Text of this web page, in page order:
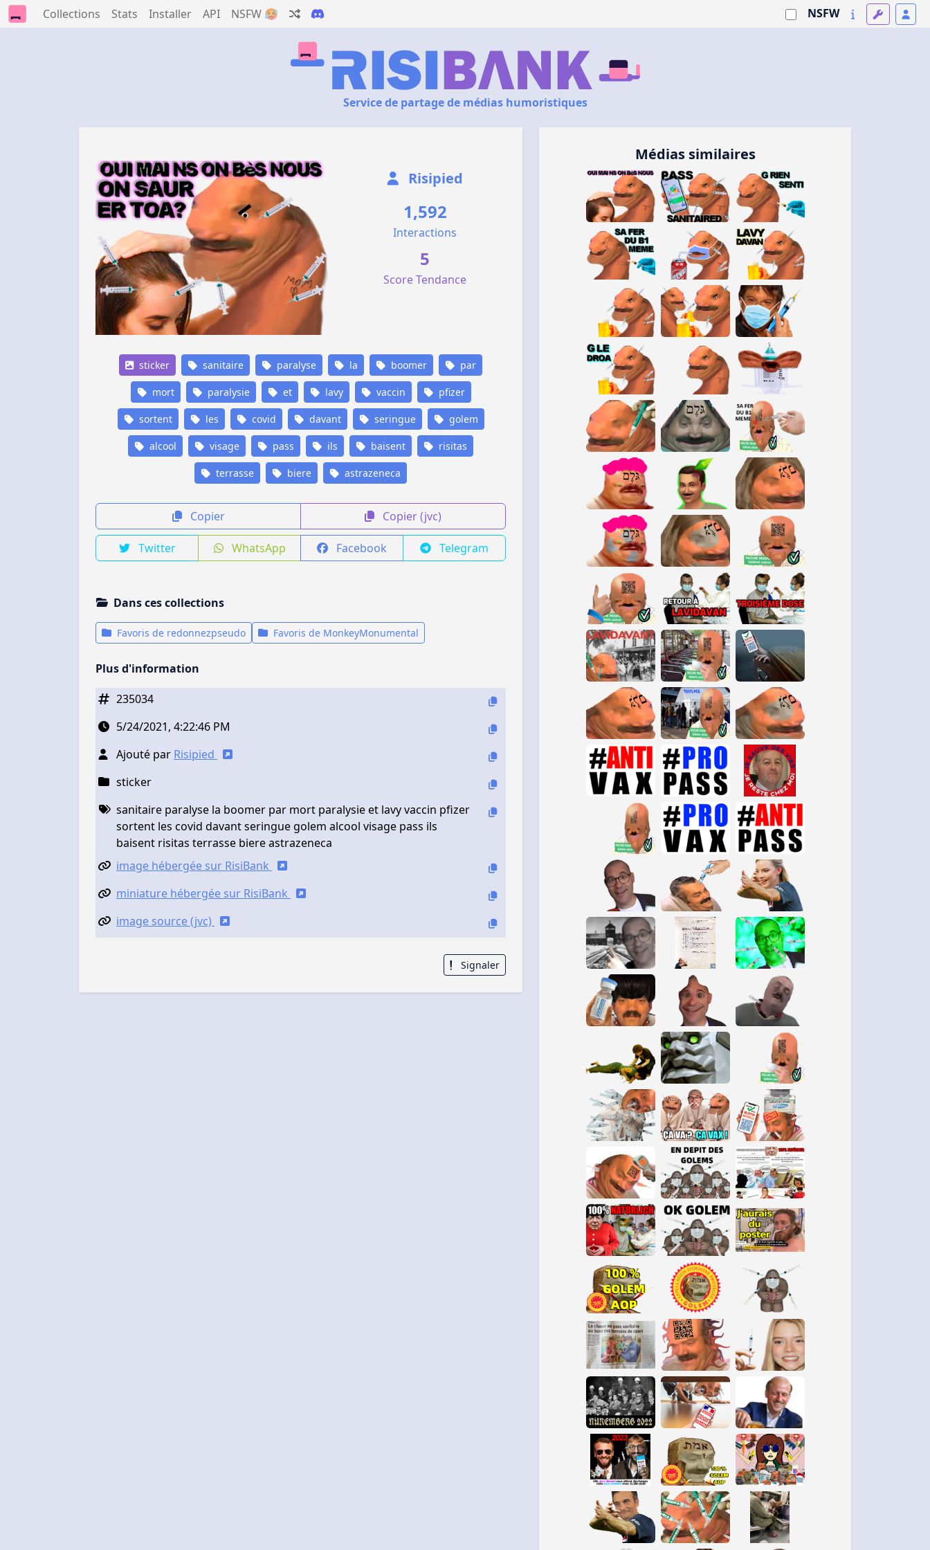
Collections Stats Installer API NSFW 🥵 NSFW
Service de partage de médias humoristiques
Risipied
1,592
Interactions
5
Score Tendance
sticker sanitaire paralyse la boomer par
mort paralysie et lavy vaccin pfizer
sortent les covid davant seringue golem
alcool visage pass ils baisent risitas
terrasse biere astrazeneca
Copier Copier (jvc)
Twitter WhatsApp Facebook Telegram
Dans ces collections
Favoris de redonnezpseudo Favoris de MonkeyMonumental
Plus d'information
235034
5/24/2021, 4:22:46 PM
Ajouté par Risipied
sticker
sanitaire paralyse la boomer par mort paralysie et lavy vaccin pfizer
sortent les covid davant seringue golem alcool visage pass ils
baisent risitas terrasse biere astrazeneca
image hébergée sur RisiBank
miniature hébergée sur RisiBank
image source (jvc)
Signaler
Médias similaires